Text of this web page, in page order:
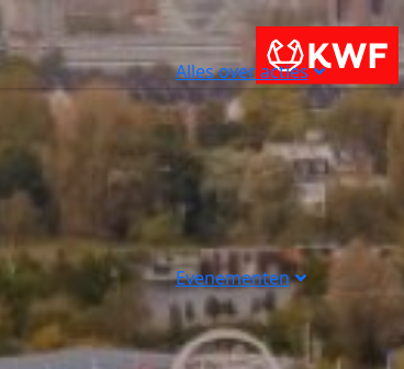
Alles over acties
Evenementen